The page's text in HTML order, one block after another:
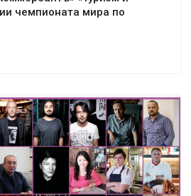
чемпионата мира по